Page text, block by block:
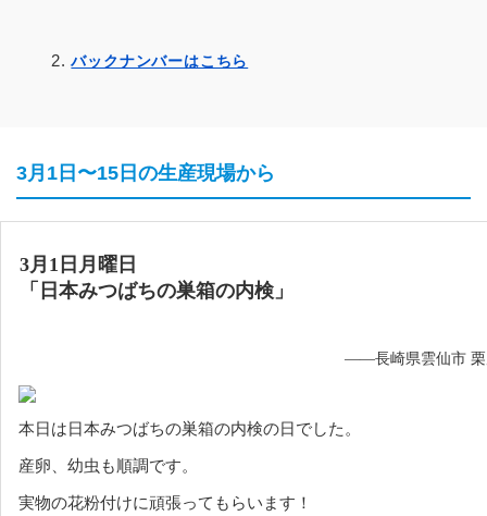
バックナンバーはこちら
3月1日〜15日の生産現場から
3月1日月曜日
「日本みつばちの巣箱の内検」
——長崎県雲仙市 栗
本日は日本みつばちの巣箱の内検の日でした。
産卵、幼虫も順調です。
実物の花粉付けに頑張ってもらいます！